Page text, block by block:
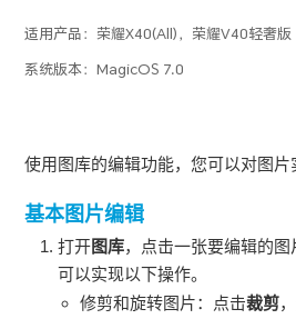
适用产品： 荣耀X40(All)，荣耀V40轻奢版
系统版本：MagicOS 7.0
使用图库的编辑功能，您可以对图片
基本图片编辑
打开图库，点击一张要编辑的图
可以实现以下操作。
修剪和旋转图片：点击裁剪